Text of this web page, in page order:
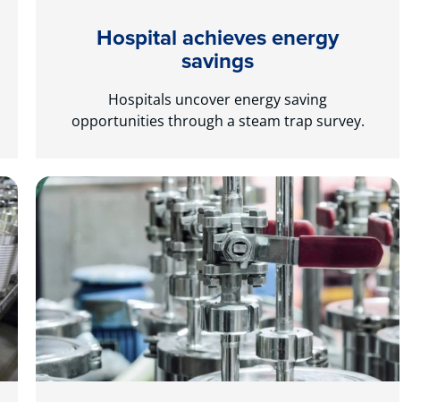
Hospital achieves energy
savings
Hospitals uncover energy saving
opportunities through a steam trap survey.